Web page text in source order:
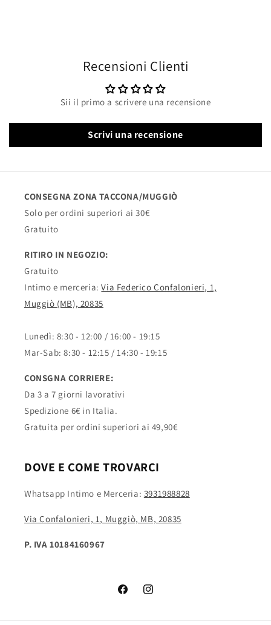
Recensioni Clienti
Sii il primo a scrivere una recensione
Scrivi una recensione
CONSEGNA ZONA TACCONA/MUGGIÒ
Solo per ordini superiori ai 30€
Gratuito
RITIRO IN NEGOZIO:
Gratuito
Intimo e merceria:Via Federico Confalonieri, 1,
Muggiò (MB), 20835
Lunedì: 8:30 - 12:00 / 16:00 - 19:15
Mar-Sab: 8:30 - 12:15 / 14:30 - 19:15
CONSGNA CORRIERE:
Da 3 a 7 giorni lavorativi
Spedizione 6€ in Italia.
Gratuita per ordini superiori ai 49,90€
DOVE E COME TROVARCI
Whatsapp Intimo e Merceria: 3931988828
Via Confalonieri, 1, Muggiò, MB, 20835
P. IVA 10184160967
FacebookInstagram